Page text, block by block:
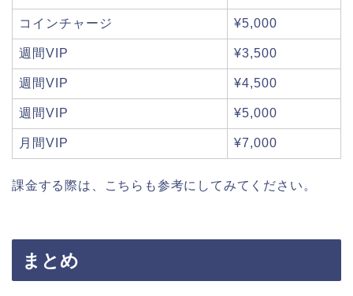
コインチャージ ¥5,000
週間VIP ¥3,500
週間VIP ¥4,500
週間VIP ¥5,000
月間VIP ¥7,000
課金する際は、こちらも参考にしてみてください。
まとめ